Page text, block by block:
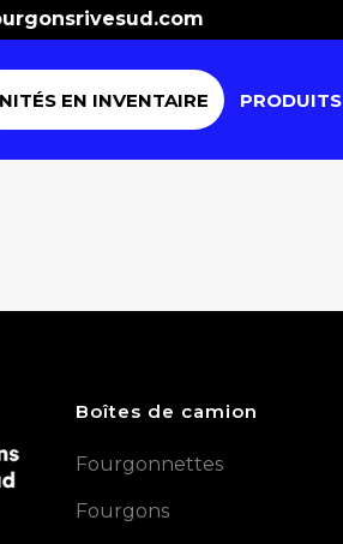
EN INVENTAIRE PRODUITS
Boîtes de camion
Fourgonnettes
Fourgons